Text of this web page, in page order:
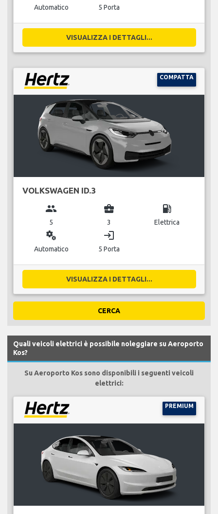
Automatico 5 Porta
VISUALIZZA I DETTAGLI...
COMPATTA
VOLKSWAGEN ID.3
group
5
business_center
3
local_gas_station
Elettrica
miscellaneous_services
Automatico
login
5 Porta
VISUALIZZA I DETTAGLI...
CERCA
Quali veicoli elettrici è possibile noleggiare su Aeroporto
Kos?
Su Aeroporto Kos sono disponibili i seguenti veicoli
elettrici:
PREMIUM